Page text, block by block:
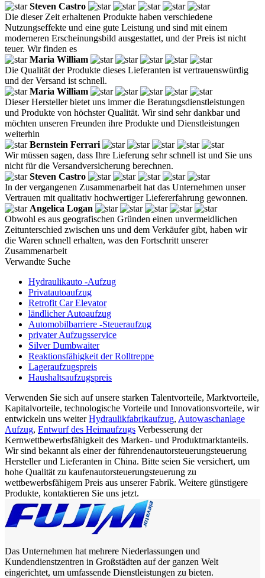
Steven Castro
Die dieser Zeit erhaltenen Produkte haben verschiedene
Nutzungseffekte und eine gute Leistung und sind mit einem
moderneren Erscheinungsbild ausgestattet, und der Preis ist nicht
teuer. Wir finden es
Maria William
Die Qualität der Produkte dieses Lieferanten ist vertrauenswürdig
und der Versand ist schnell.
Maria William
Dieser Hersteller bietet uns immer die Beratungsdienstleistungen
und Produkte von höchster Qualität. Wir sind sehr dankbar und
möchten unseren Freunden ihre Produkte und Dienstleistungen
weiterhin
Bernstein Ferrari
Wir müssen sagen, dass Ihre Lieferung sehr schnell ist und Sie uns
nicht für die Versandversicherung berechnen.
Steven Castro
In der vergangenen Zusammenarbeit hat das Unternehmen unser
Vertrauen mit qualitativ hochwertiger Liefererfahrung gewonnen.
Angelica Logan
Obwohl es aus geografischen Gründen einen unvermeidlichen
Zeitunterschied zwischen uns und dem Verkäufer gibt, haben wir
die Waren schnell erhalten, was den Fortschritt unserer
Zusammenarbeit
Verwandte Suche
Hydraulikauto -Aufzug
Privatautoaufzug
Retrofit Car Elevator
ländlicher Autoaufzug
Automobilbarriere -Steueraufzug
privater Aufzugsservice
Silver Dumbwaiter
Reaktionsfähigkeit der Rolltreppe
Lageraufzugspreis
Haushaltsaufzugspreis
Verwenden Sie sich auf unsere starken Talentvorteile, Marktvorteile,
Kapitalvorteile, technologische Vorteile und Innovationsvorteile, wir
entwickeln uns weiterHydraulikfabrikaufzug, Autowaschanlage
Aufzug, Entwurf des Heimaufzugs Verbesserung der
Kernwettbewerbsfähigkeit des Marken- und Produktmarktanteils.
Wir sind bekannt als einer der führendenautorsteuerungsteuerung
Hersteller und Lieferanten in China. Bitte seien Sie versichert, um
hohe Qualität zu kaufenautorsteuerungsteuerung zu
wettbewerbsfähigem Preis aus unserer Fabrik. Weitere günstigere
Produkte, kontaktieren Sie uns jetzt.
Das Unternehmen hat mehrere Niederlassungen und
Kundendienstzentren in Großstädten auf der ganzen Welt
eingerichtet, um umfassende Dienstleistungen zu bieten.